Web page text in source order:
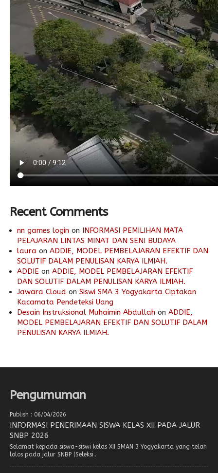
Recent Comments
nn games login on INFORMASI PEMILIHAN MATA
PELAJARAN LINTAS MINAT DAN SENI BUDAYA
laura on ADDIE, MODEL PEMBELAJARAN EFEKTIF DAN
SOLUTIF DALAM PENULISAN KARYA ILMIAH.
ADDIE on ADDIE, MODEL PEMBELAJARAN EFEKTIF
DAN SOLUTIF DALAM PENULISAN KARYA ILMIAH.
Jawara Cloud on Siswi SMA 3 Yogyakarta Ciptakan
Kacamata Pendeteksi Uang
Desain Instruksional Muhaimin Abdullah on ADDIE,
MODEL PEMBELAJARAN EFEKTIF DAN SOLUTIF DALAM
PENULISAN KARYA ILMIAH.
Pengumuman
Publish : 06/04/2026
INFORMASI PENERIMAAN SISWA KELAS XII PADA JALUR
SNBP 2026
Selamat kepada siswa-siswi kelas XII SMAN 3 Yogyakarta yang telah
lolos pada jalur SNBP (Seleksi..